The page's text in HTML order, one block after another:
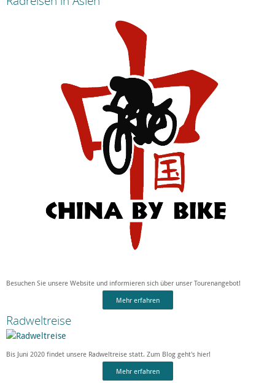
Besuchen Sie unsere Website und informieren sich über unser Tourenangebot!
Mehr erfahren
Radweltreise
Bis Juni 2020 findet unsere Radweltreise statt. Zum Blog geht's hier!
Mehr erfahren